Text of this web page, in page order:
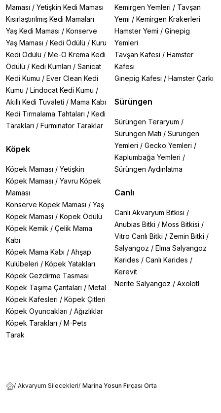
Maması / Yetişkin Kedi Maması
Kısırlaştırılmış Kedi Mamaları
Yaş Kedi Maması / Konserve
Yaş Maması / Kedi Ödülü / Kuru
Kedi Ödülü / Me-O Krema Kedi
Ödülü / Kedi Kumları / Sanicat
Kedi Kumu / Ever Clean Kedi
Kumu / Lindocat Kedi Kumu /
Akıllı Kedi Tuvaleti / Mama Kabı
Kedi Tırmalama Tahtaları / Kedi
Tarakları / Furminator Taraklar
Köpek
Köpek Maması / Yetişkin
Köpek Maması / Yavru Köpek
Maması
Konserve Köpek Maması / Yaş
Köpek Maması / Köpek Ödülü
Köpek Kemik / Çelik Mama
Kabı
Köpek Mama Kabı / Ahşap
Kulübeleri / Köpek Yatakları
Köpek Gezdirme Tasması
Köpek Taşıma Çantaları / Metal
Köpek Kafesleri / Köpek Çitleri
Köpek Oyuncakları / Ağızlıklar
Köpek Tarakları / M-Pets
Tarak
Kemirgen Yemleri / Tavşan
Yemi / Kemirgen Krakerleri
Hamster Yemi / Ginepig
Yemleri
Tavşan Kafesi / Hamster
Kafesi
Ginepig Kafesi / Hamster Çarkı
Sürüngen
Sürüngen Teraryum /
Sürüngen Matı / Sürüngen
Yemleri / Gecko Yemleri /
Kaplumbağa Yemleri /
Sürüngen Aydınlatma
Canlı
Canlı Akvaryum Bitkisi /
Anubias Bitki / Moss Bitkisi /
Vitro Canlı Bitki / Zemin Bitki /
Salyangoz / Elma Salyangoz
Karides / Canlı Karides /
Kerevit
Nerite Salyangoz / Axolotl
/ Akvaryum Silecekleri/ Marina Yosun Fırçası Orta